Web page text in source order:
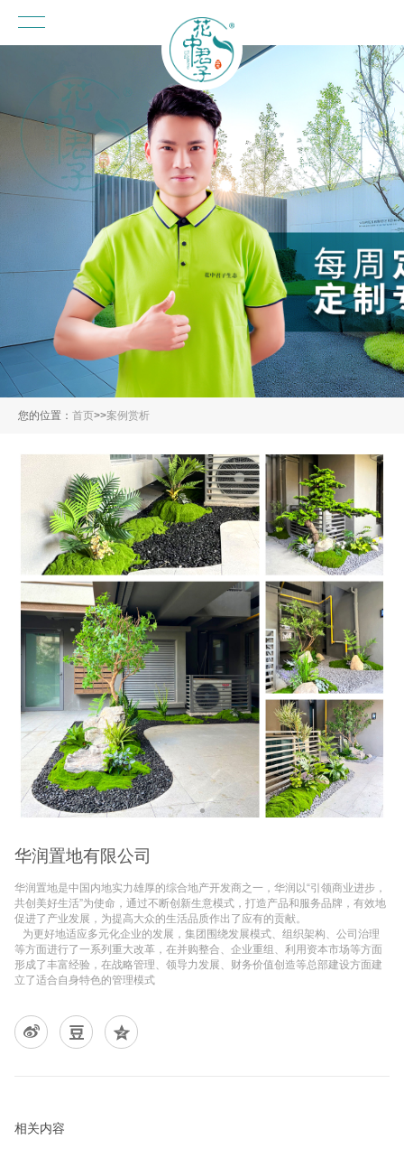
您的位置： 首页>>案例赏析
华润置地有限公司
华润置地是中国内地实力雄厚的综合地产开发商之一，华润以“引领商业进步，
共创美好生活”为使命，通过不断创新生意模式，打造产品和服务品牌，有效地
促进了产业发展，为提高大众的生活品质作出了应有的贡献。
为更好地适应多元化企业的发展，集团围绕发展模式、组织架构、公司治理
等方面进行了一系列重大改革，在并购整合、企业重组、利用资本市场等方面
形成了丰富经验，在战略管理、领导力发展、财务价值创造等总部建设方面建
立了适合自身特色的管理模式
相关内容